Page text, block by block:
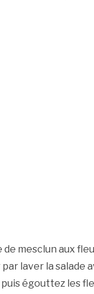
mesclun aux
laver la salade
égouttez les